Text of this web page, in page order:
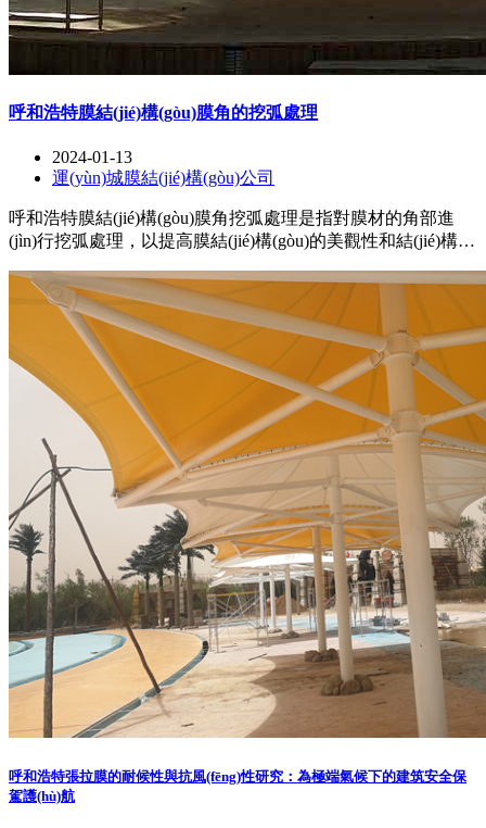
呼和浩特膜結(jié)構(gòu)膜角的挖弧處理
2024-01-13
運(yùn)城膜結(jié)構(gòu)公司
呼和浩特膜結(jié)構(gòu)膜角挖弧處理是指對膜材的角部進
(jìn)行挖弧處理，以提高膜結(jié)構(gòu)的美觀性和結(jié)構
需要注意使用適當(dāng)?shù)墓ぞ吆头椒?，確保挖弧的尺寸
和形狀符合設(shè)計(jì)要求，保證處理后的角部與整體膜
呼和浩特張拉膜的耐候性與抗風(fēng)性研究：為極端氣候下的建筑安全保
駕護(hù)航